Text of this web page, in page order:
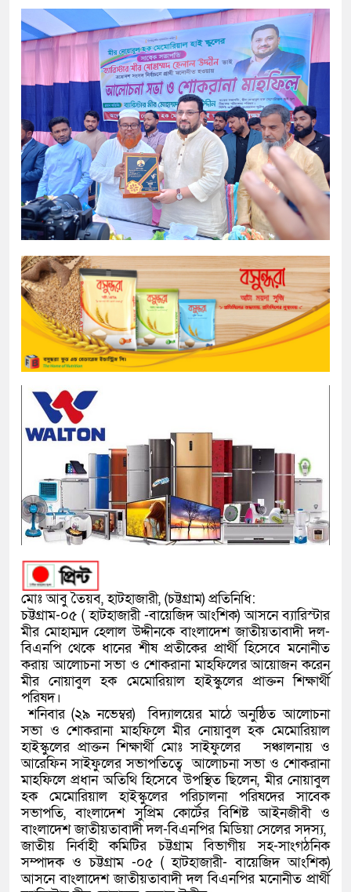
মোঃ আবু তৈয়ব, হাটহাজারী, (চট্টগ্রাম) প্রতিনিধি:
চট্টগ্রাম-০৫ ( হাটহাজারী -বায়েজিদ আংশিক) আসনে ব্যারিস্টার
মীর মোহাম্মদ হেলাল উদ্দীনকে বাংলাদেশ জাতীয়তাবাদী দল-
বিএনপি থেকে ধানের শীষ প্রতীকের প্রার্থী হিসেবে মনোনীত
করায় আলোচনা সভা ও শোকরানা মাহফিলের আয়োজন করেন
মীর নোয়াবুল হক মেমোরিয়াল হাইস্কুলের প্রাক্তন শিক্ষার্থী
পরিষদ।
শনিবার (২৯ নভেম্বর) বিদ্যালয়ের মাঠে অনুষ্ঠিত আলোচনা
সভা ও শোকরানা মাহফিলে মীর নোয়াবুল হক মেমোরিয়াল
হাইস্কুলের প্রাক্তন শিক্ষার্থী মোঃ সাইফুলের সঞ্চালনায় ও
আরেফিন সাইফুলের সভাপতিত্বে আলোচনা সভা ও শোকরানা
মাহফিলে প্রধান অতিথি হিসেবে উপস্থিত ছিলেন, মীর নোয়াবুল
হক মেমোরিয়াল হাইস্কুলের পরিচালনা পরিষদের সাবেক
সভাপতি, বাংলাদেশ সুপ্রিম কোর্টের বিশিষ্ট আইনজীবী ও
বাংলাদেশ জাতীয়তাবাদী দল-বিএনপির মিডিয়া সেলের সদস্য,
জাতীয় নির্বাহী কমিটির চট্টগ্রাম বিভাগীয় সহ-সাংগঠনিক
সম্পাদক ও চট্টগ্রাম -০৫ ( হাটহাজারী- বায়েজিদ আংশিক)
আসনে বাংলাদেশ জাতীয়তাবাদী দল বিএনপির মনোনীত প্রার্থী